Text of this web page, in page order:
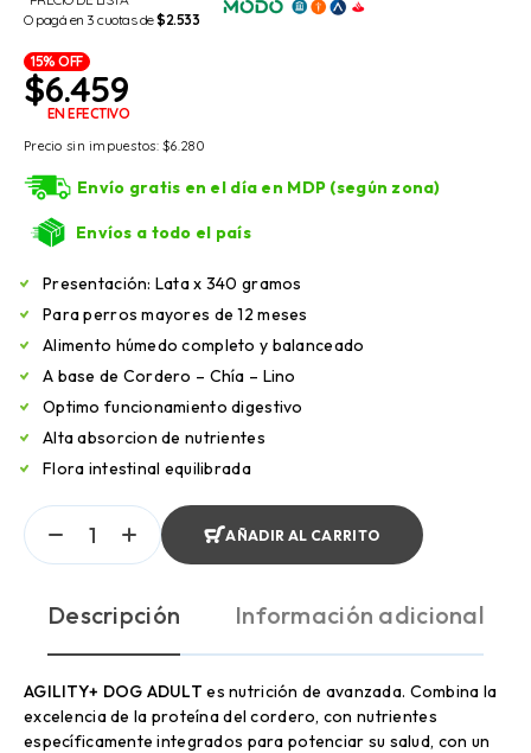
O pagá en 3 cuotas de$2.533
15% OFF
$6.459
EN EFECTIVO
Precio sin impuestos:$6.280
Envío gratis en el día en MDP (según zona)
Envíos a todo el país
Presentación: Lata x 340 gramos
Para perros mayores de 12 meses
Alimento húmedo completo y balanceado
A base de Cordero – Chía – Lino
Optimo funcionamiento digestivo
Alta absorcion de nutrientes
Flora intestinal equilibrada
AÑADIR AL CARRITO
Descripción Información adicional
AGILITY+ DOG ADULTes nutrición de avanzada. Combina la
excelencia de la proteína del cordero, con nutrientes
específicamente integrados para potenciar su salud, con un